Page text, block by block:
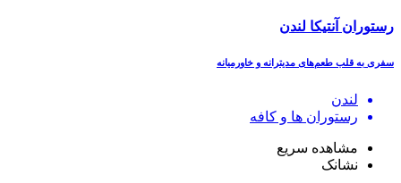
رستوران آنتیکا لندن
سفری به قلب طعم‌های مدیترانه و خاورمیانه
لندن
رستوران ھا و کافه
مشاهده سریع
نشانک